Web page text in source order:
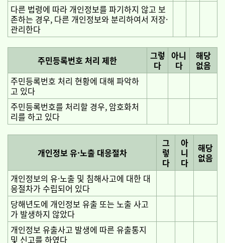
다른 법령에 따라 개인정보를 파기하지 않고 보
존하는 경우, 다른 개인정보와 분리하여서 저장·
관리한다
주민등록번호 처리 제한
그렇
다
아니
다
해당
없음
주민등록번호 처리 현황에 대해 파악하
고 있다
주민등록번호를 처리할 경우, 암호화처
리를 하고 있다
개인정보 유·노출 대응절차
그
렇
다
아
니
다
해당
없음
개인정보의 유·노출 및 침해사고에 대한 대
응절차가 수립되어 있다
당해년도에 개인정보 유출 또는 노출 사고
가 발생하지 않았다
개인정보 유출사고 발생에 따른 유출통지
및 신고를 하였다